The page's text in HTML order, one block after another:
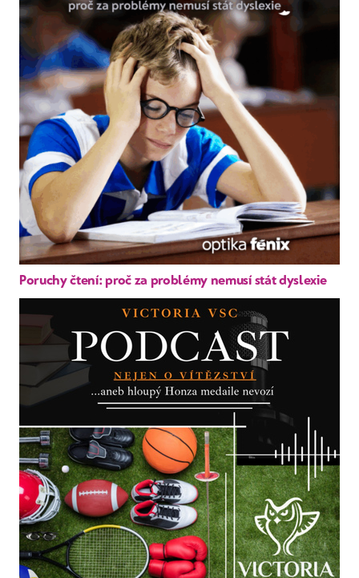
Poruchy čtení: proč za problémy nemusí stát dyslexie